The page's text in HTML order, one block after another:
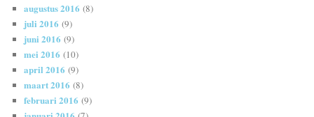
augustus 2016 (8)
juli 2016 (9)
juni 2016 (9)
mei 2016 (10)
april 2016 (9)
maart 2016 (8)
februari 2016 (9)